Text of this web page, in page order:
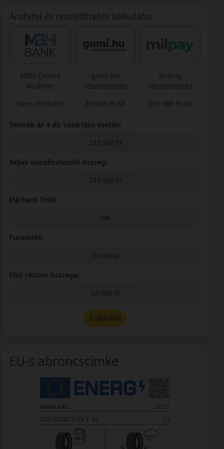
Áruhitel és részletfizetés kalkulátor
MBH Online
Áruhitel
Nem elérhető
gumi.hu
részletfizetés
80 000 Ft-tól
Milpay
részletfizetés
501 000 Ft-tól
Termék ár 4 db vásárlása esetén:
213 560 Ft
Teljes viszafizetendő összeg:
213 560 Ft
Elérhető THM:
0%
Futamidő:
3 hónap
Első részlet összege:
53 390 Ft
Előbírálat
EU-s abroncscímke